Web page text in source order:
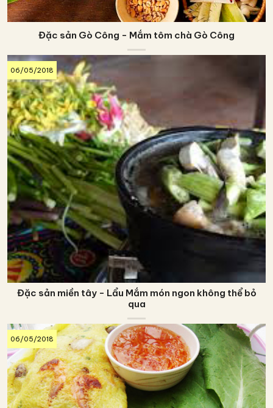
Đặc sản Gò Công - Mắm tôm chà Gò Công
06/05/2018
Đặc sản miền tây - Lẩu Mắm món ngon không thể bỏ
qua
06/05/2018